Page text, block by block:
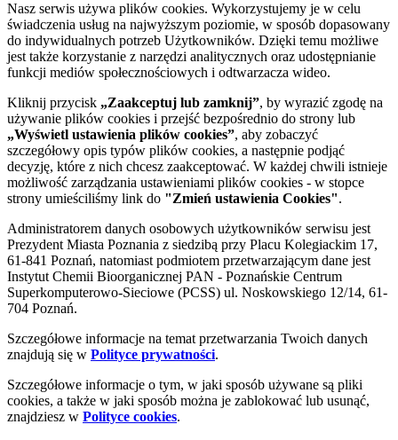
Nasz serwis używa plików cookies. Wykorzystujemy je w celu
świadczenia usług na najwyższym poziomie, w sposób dopasowany
do indywidualnych potrzeb Użytkowników. Dzięki temu możliwe
jest także korzystanie z narzędzi analitycznych oraz udostępnianie
funkcji mediów społecznościowych i odtwarzacza wideo.
Kliknij przycisk „Zaakceptuj lub zamknij”, by wyrazić zgodę na
używanie plików cookies i przejść bezpośrednio do strony lub
„Wyświetl ustawienia plików cookies”, aby zobaczyć
szczegółowy opis typów plików cookies, a następnie podjąć
decyzję, które z nich chcesz zaakceptować. W każdej chwili istnieje
możliwość zarządzania ustawieniami plików cookies - w stopce
strony umieściliśmy link do "Zmień ustawienia Cookies".
Administratorem danych osobowych użytkowników serwisu jest
Prezydent Miasta Poznania z siedzibą przy Placu Kolegiackim 17,
61-841 Poznań, natomiast podmiotem przetwarzającym dane jest
Instytut Chemii Bioorganicznej PAN - Poznańskie Centrum
Superkomputerowo-Sieciowe (PCSS) ul. Noskowskiego 12/14, 61-
704 Poznań.
Szczegółowe informacje na temat przetwarzania Twoich danych
znajdują się w Polityce prywatności.
Szczegółowe informacje o tym, w jaki sposób używane są pliki
cookies, a także w jaki sposób można je zablokować lub usunąć,
znajdziesz w Polityce cookies.